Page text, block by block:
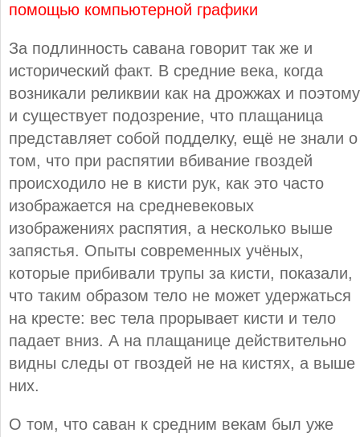
помощью компьютерной графики
За подлинность савана говорит так же и
исторический факт. В средние века, когда
возникали реликвии как на дрожжах и поэтому
и существует подозрение, что плащаница
представляет собой подделку, ещё не знали о
том, что при распятии вбивание гвоздей
происходило не в кисти рук, как это часто
изображается на средневековых
изображениях распятия, а несколько выше
запястья. Опыты современных учёных,
которые прибивали трупы за кисти, показали,
что таким образом тело не может удержаться
на кресте: вес тела прорывает кисти и тело
падает вниз. А на плащанице действительно
видны следы от гвоздей не на кистях, а выше
них.
О том, что саван к средним векам был уже